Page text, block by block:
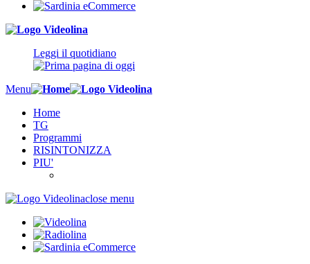
Leggi il quotidiano
Menu
Home
TG
Programmi
RISINTONIZZA
PIU'
close menu